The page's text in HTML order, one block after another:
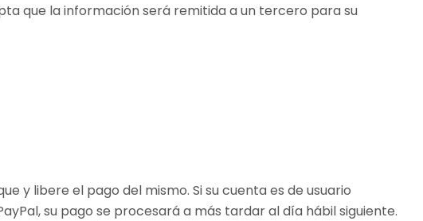
que la información será remitida a un tercero para su
y libere el pago del mismo. Si su cuenta es de usuario
su pago se procesará a más tardar al día hábil siguiente.